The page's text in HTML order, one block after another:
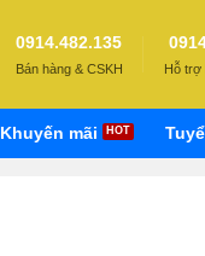
0914.482.135
Bán hàng & CSKH Hỗ trợ
Khuyến mãi